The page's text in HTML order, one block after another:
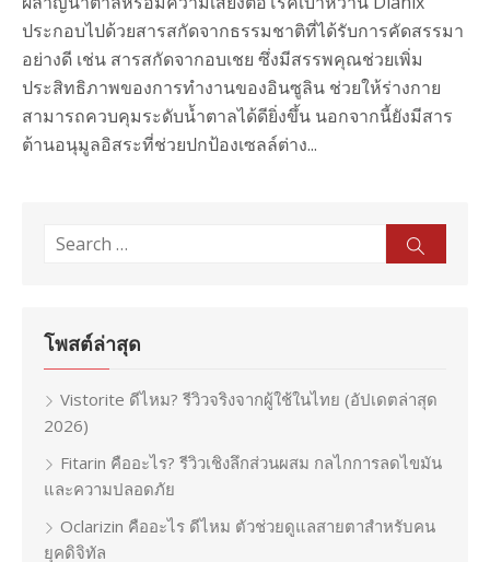
ประกอบไปด้วยสารสกัดจากธรรมชาติที่ได้รับการคัดสรรมา
อย่างดี เช่น สารสกัดจากอบเชย ซึ่งมีสรรพคุณช่วยเพิ่ม
ประสิทธิภาพของการทำงานของอินซูลิน ช่วยให้ร่างกาย
สามารถควบคุมระดับน้ำตาลได้ดียิ่งขึ้น นอกจากนี้ยังมีสาร
ต้านอนุมูลอิสระที่ช่วยปกป้องเซลล์ต่าง...
Search
โพสต์ล่าสุด
Vistorite ดีไหม? รีวิวจริงจากผู้ใช้ในไทย (อัปเดตล่าสุด
2026)
Fitarin คืออะไร? รีวิวเชิงลึกส่วนผสม กลไกการลดไขมัน
และความปลอดภัย
Oclarizin คืออะไร ดีไหม ตัวช่วยดูแลสายตาสำหรับคน
ยุคดิจิทัล